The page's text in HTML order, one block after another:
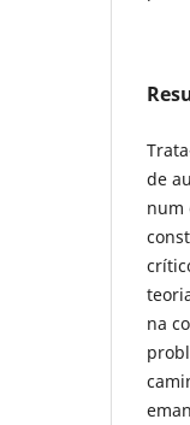
de
num
na